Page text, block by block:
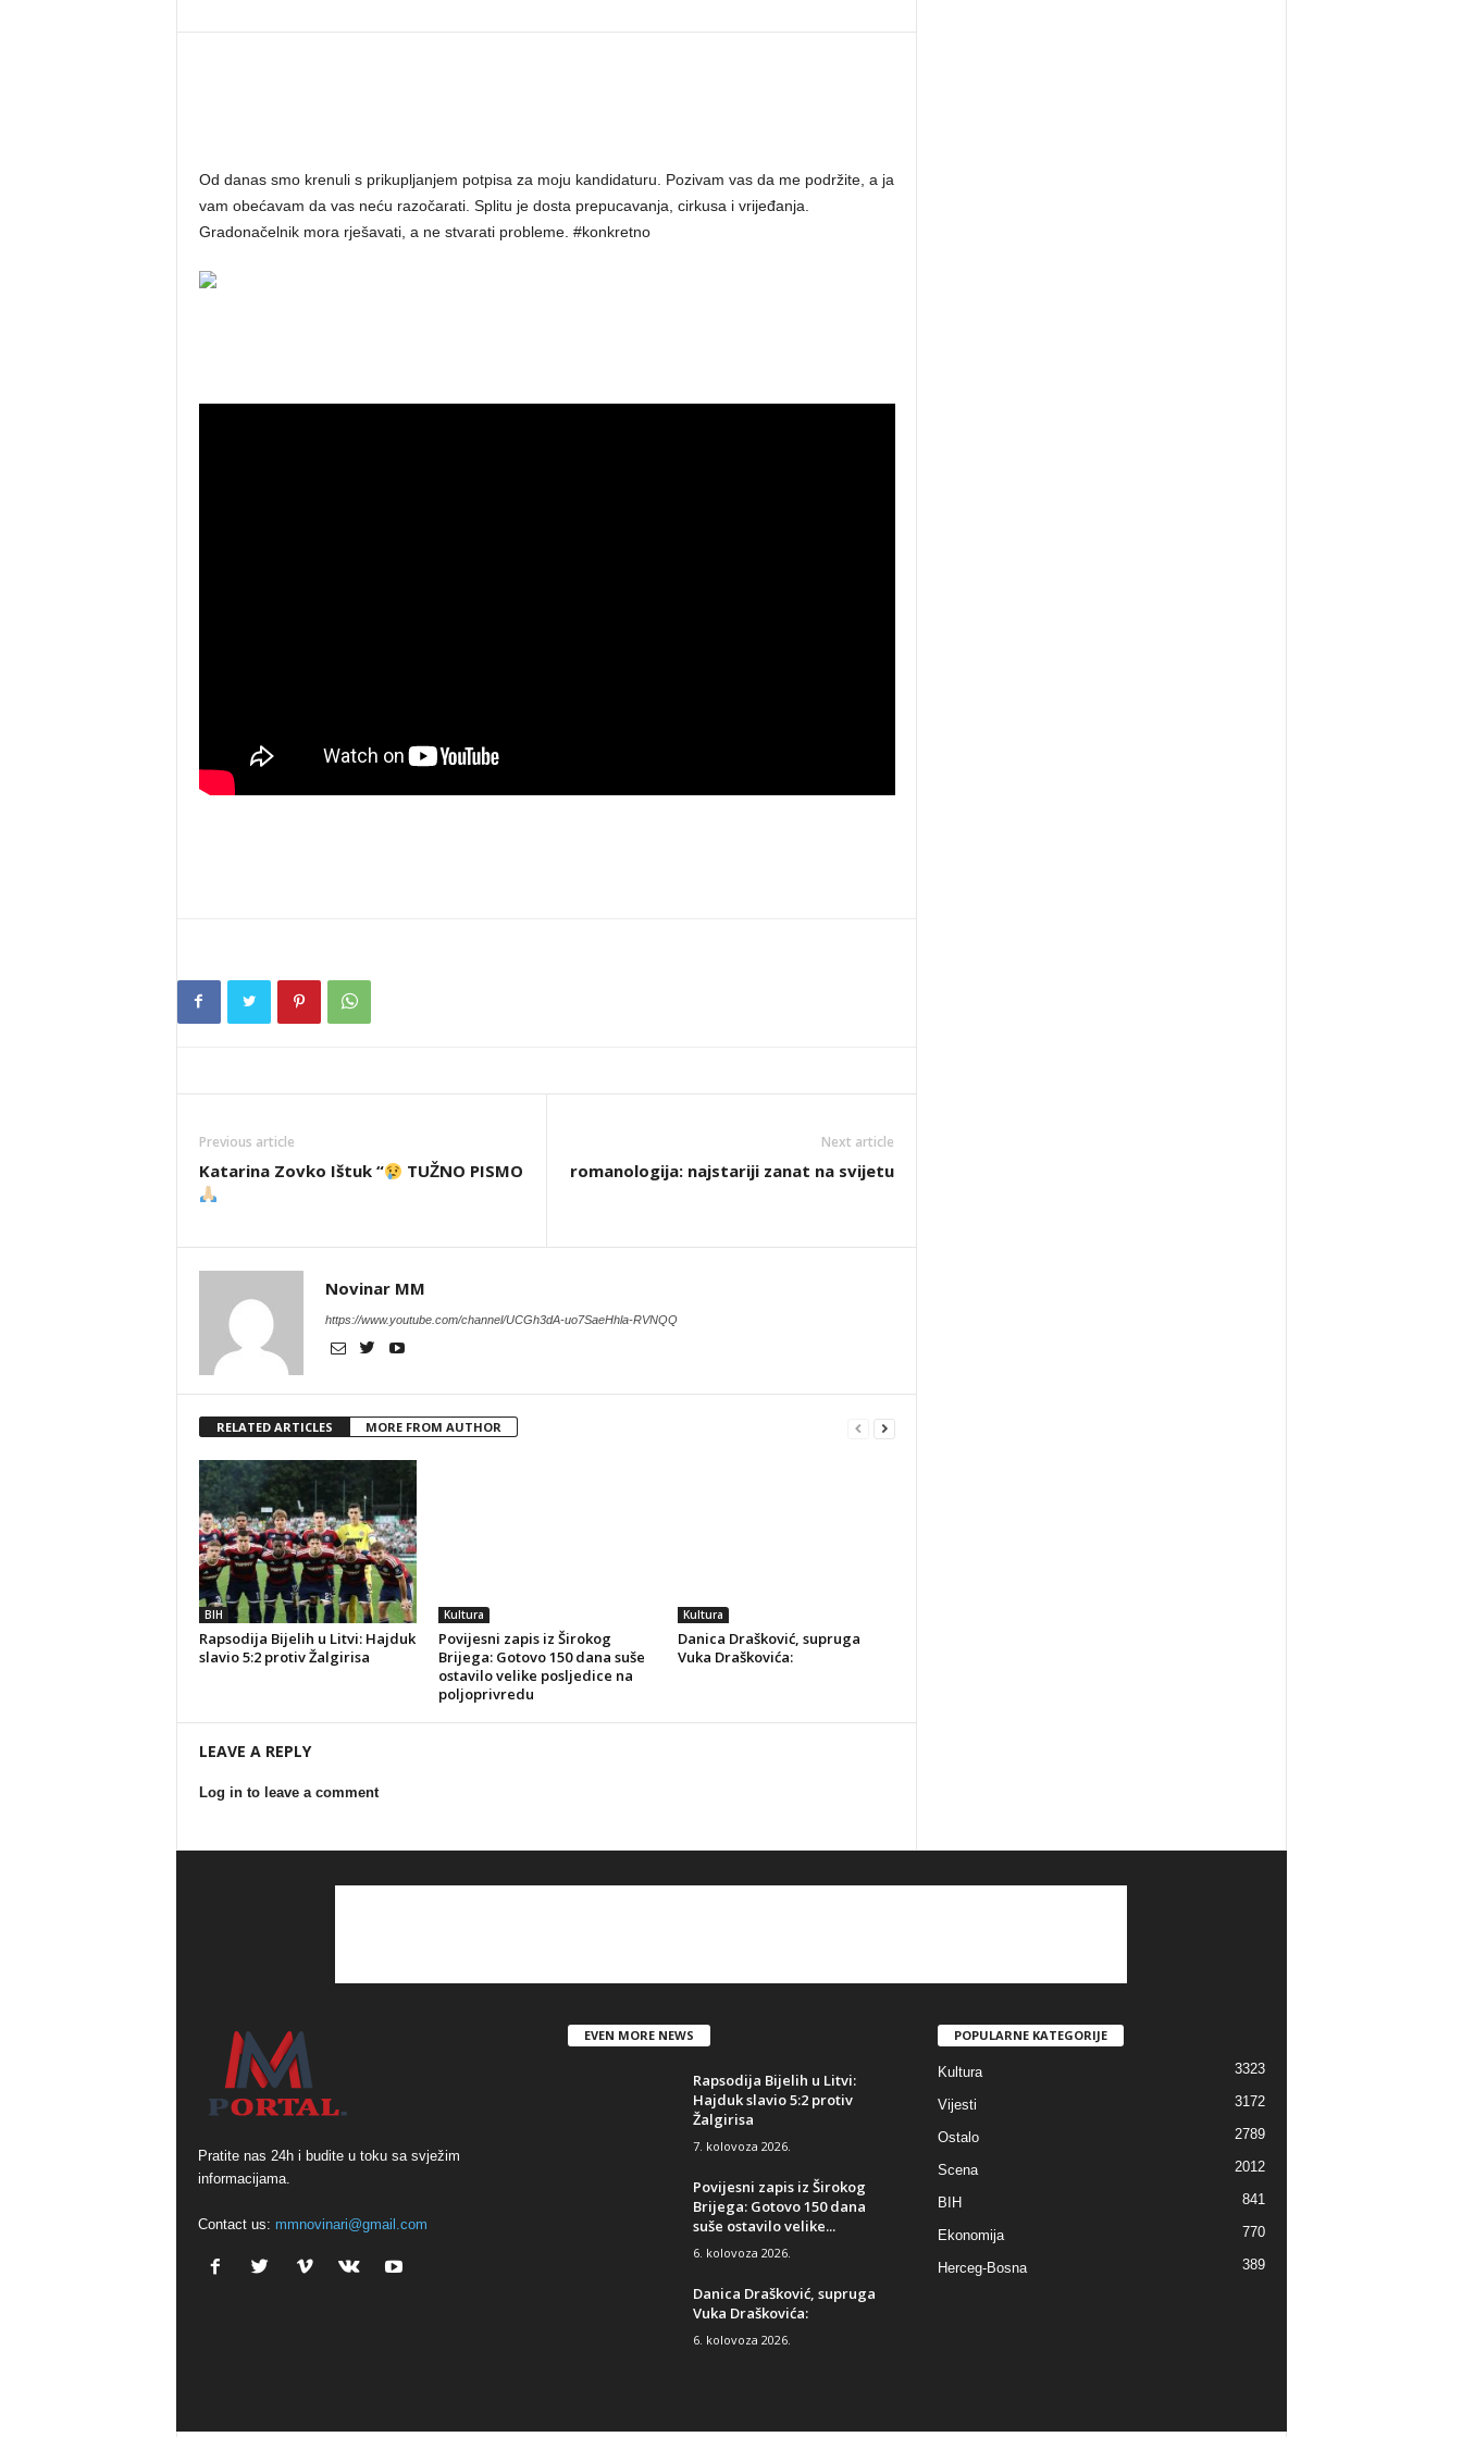
Od danas smo krenuli s prikupljanjem potpisa za moju kandidaturu. Pozivam vas da me podržite, a ja
vam obećavam da vas neću razočarati. Splitu je dosta prepucavanja, cirkusa i vrijeđanja.
Gradonačelnik mora rješavati, a ne stvarati probleme. #konkretno
Previous article
Katarina Zovko Ištuk “ TUŽNO PISMO
Next article
romanologija: najstariji zanat na svijetu
Novinar MM
https://www.youtube.com/channel/UCGh3dA-uo7SaeHhla-RVNQQ
RELATED ARTICLES MORE FROM AUTHOR
BIH
Rapsodija Bijelih u Litvi: Hajduk
slavio 5:2 protiv Žalgirisa
Kultura
Povijesni zapis iz Širokog
Brijega: Gotovo 150 dana suše
ostavilo velike posljedice na
poljoprivredu
Kultura
Danica Drašković, supruga
Vuka Draškovića:
LEAVE A REPLY
Log in to leave a comment
Pratite nas 24h i budite u toku sa svježim
informacijama.
Contact us: mmnovinari@gmail.com
EVEN MORE NEWS
Rapsodija Bijelih u Litvi:
Hajduk slavio 5:2 protiv
Žalgirisa
7. kolovoza 2026.
Povijesni zapis iz Širokog
Brijega: Gotovo 150 dana
suše ostavilo velike...
6. kolovoza 2026.
Danica Drašković, supruga
Vuka Draškovića:
6. kolovoza 2026.
POPULARNE KATEGORIJE
Kultura 3323
Vijesti 3172
Ostalo 2789
Scena 2012
BIH 841
Ekonomija 770
Herceg-Bosna 389